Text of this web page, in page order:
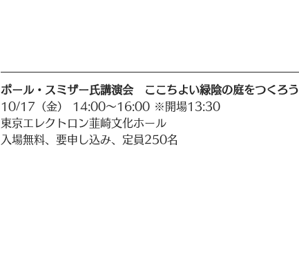
ポール・スミザー氏講演会　ここちよい緑陰の庭をつくろう
10/17（金） 14:00〜16:00 ※開場13:30
東京エレクトロン韮崎文化ホール
入場無料、要申し込み、定員250名